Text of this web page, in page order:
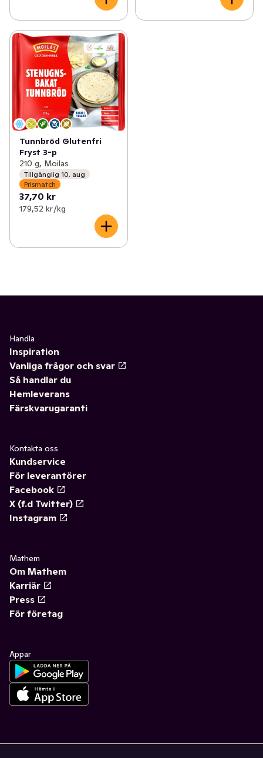
Tunnbröd Glutenfri
Fryst 3-p
210 g, Moilas
Tillgänglig 10. aug
Prismatch
37,70 kr
179,52 kr /kg
Handla
Inspiration
Vanliga frågor och svar
Så handlar du
Hemleverans
Färskvarugaranti
Kontakta oss
Kundservice
För leverantörer
Facebook
X (f.d Twitter)
Instagram
Mathem
Om Mathem
Karriär
Press
För företag
Appar